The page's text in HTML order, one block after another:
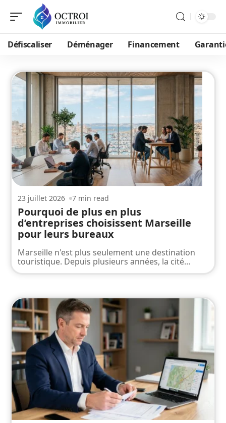
Défiscaliser Déménager Financement
7 min read
23 juillet 2026
Pourquoi de plus en plus
d’entreprises choisissent Marseille
pour leurs bureaux
Marseille n'est plus seulement une destination
touristique. Depuis plusieurs années, la cité…